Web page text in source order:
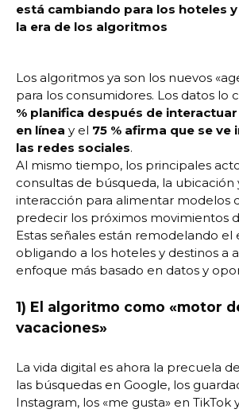
está cambiando para los hoteles
la era de los algoritmos
Los algoritmos ya son los nuevos
para los consumidores. Los datos lo
% planifica después de
en línea y el 75 % afirma que se ve
las redes sociales.
Al mismo tiempo, los principales
consultas de búsqueda, la ubicación
interacción para alimentar modelos
predecir los próximos movimientos
Estas señales están remodelando
obligando a los hoteles y destinos a
enfoque más basado en datos y
1) El algoritmo como «motor
vacaciones»
La vida digital es ahora la precuela
las búsquedas en Google, los
Instagram, los «me gusta» en TikTok